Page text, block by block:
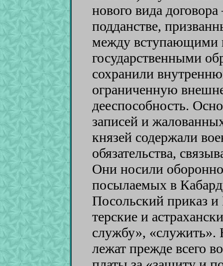
нового вида
подданстве,
между вступающими
государственными
сохранили
ограниченную
дееспособность.
записей и
князей содержали
обязательства,
Они носили
посылаемых в
Посольский приказ
терские и
службу», «служить».
лежат прежде всего